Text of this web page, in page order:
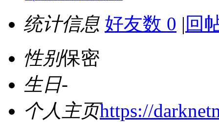
统计信息 好友数 0 | 回
性别保密
生日-
个人主页https://